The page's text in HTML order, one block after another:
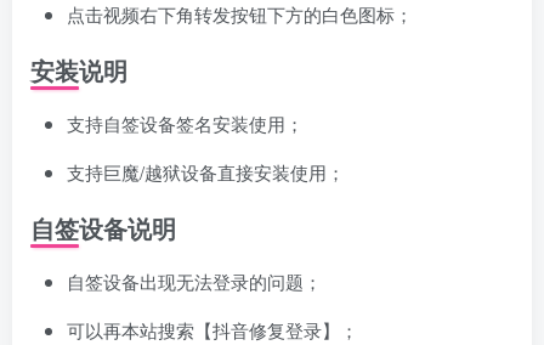
点击视频右下角转发按钮下方的白色图标；
安装说明
支持自签设备签名安装使用；
支持巨魔/越狱设备直接安装使用；
自签设备说明
自签设备出现无法登录的问题；
可以再本站搜索【抖音修复登录】；